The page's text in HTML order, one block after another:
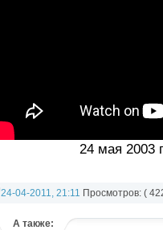
24 мая 2003
24-04-2011, 21:11
Просмотров: (
А также: